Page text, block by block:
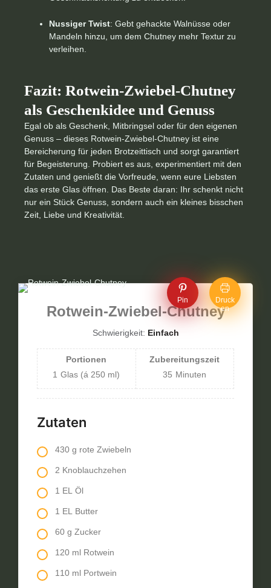
Nussiger Twist: Gebt gehackte Walnüsse oder
Mandeln hinzu, um dem Chutney mehr Textur zu
verleihen.
Fazit: Rotwein-Zwiebel-Chutney
als Geschenkidee und Genuss
Egal ob als Geschenk, Mitbringsel oder für den eigenen
Genuss – dieses Rotwein-Zwiebel-Chutney ist eine
Bereicherung für jeden Brotzeittisch und sorgt garantiert
für Begeisterung. Probiert es aus, experimentiert mit den
Zutaten und genießt die Vorfreude, wenn eure Liebsten
das erste Glas öffnen. Das Beste daran: Ihr schenkt nicht
nur ein Stück Genuss, sondern auch ein kleines bisschen
Zeit, Liebe und Kreativität.
Pin
Druck
en
Rotwein-Zwiebel-Chutney
Schwierigkeit: Einfach
Portionen
1 Glas (á 250 ml)
Zubereitungszeit
35 Minuten
Zutaten
430 g rote Zwiebeln
2 Knoblauchzehen
1 EL Öl
1 EL Butter
60 g Zucker
120 ml Rotwein
110 ml Portwein